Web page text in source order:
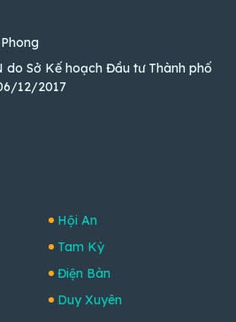
do Sở Kế hoạch Đầu tư Thành phố
12/2017
Hội An
Tam Kỳ
Điện Bàn
Duy Xuyên